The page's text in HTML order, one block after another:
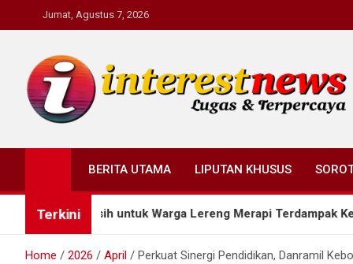
to
Jumat, Agustus 7, 2026
Interestnews.or.id
BERITA UTAMA LIPUTAN KHUSUS
Terkini
Bersih untuk Warga Lereng Merapi Terdampak Kemarau
Home 2026 April Perkuat Sinergi Pendidikan, Danramil